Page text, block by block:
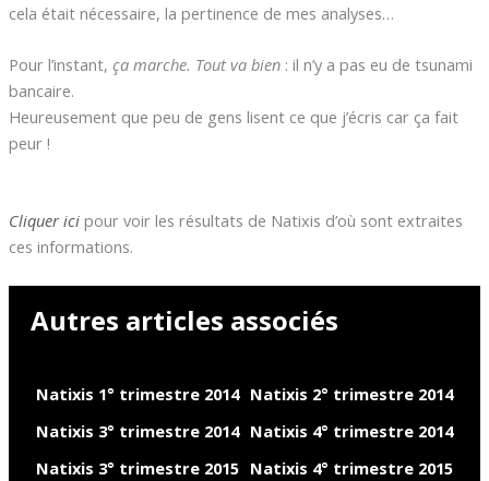
cela était nécessaire, la pertinence de mes analyses…
Pour l’instant, ça marche. Tout va bien : il n’y a pas eu de tsunami
bancaire.
Heureusement que peu de gens lisent ce que j’écris car ça fait
peur !
Cliquer icipour voir les résultats de Natixis d’où sont extraites
ces informations.
Autres articles associés
Natixis 1° trimestre 2014 Natixis 2° trimestre 2014
Natixis 3° trimestre 2014 Natixis 4° trimestre 2014
Natixis 3° trimestre 2015 Natixis 4° trimestre 2015